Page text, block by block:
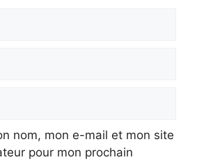
nom, mon e-mail et mon site
pour mon prochain